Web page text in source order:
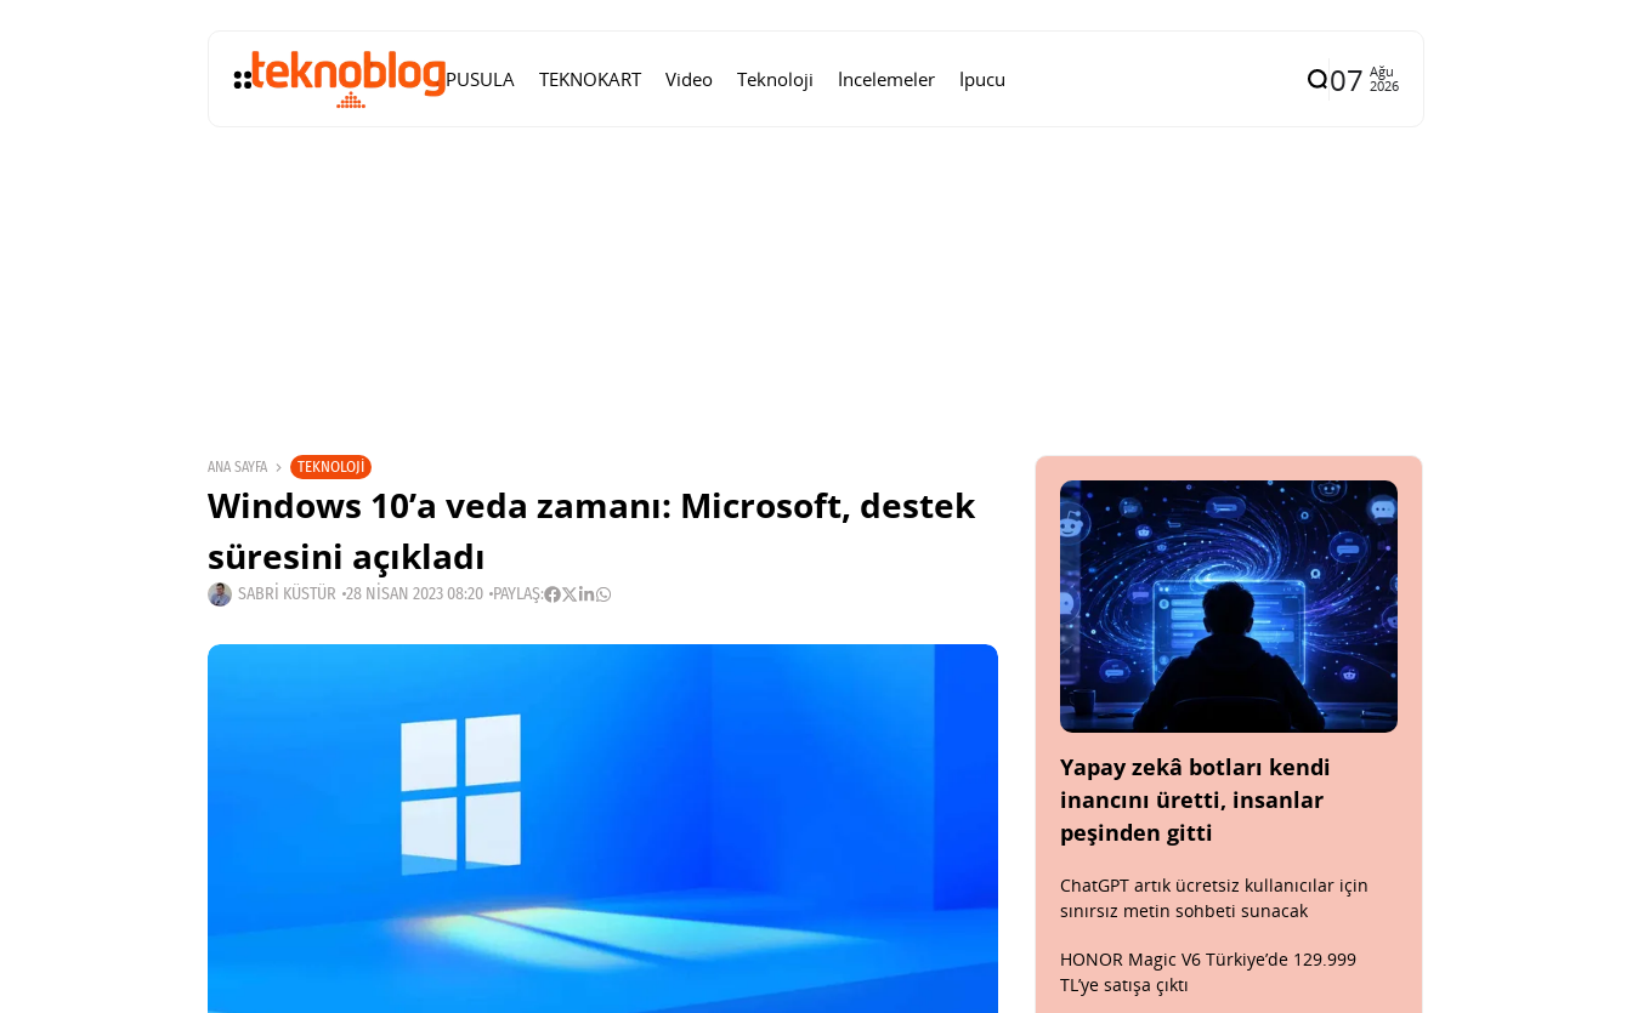
PUSULA TEKNOKART Video Teknoloji İncelemeler İpucu 07 Ağu
2026
ANA SAYFA TEKNOLOJI
Windows 10’a veda zamanı: Microsoft, destek
süresini açıkladı
SABRI KÜSTÜR 28 NISAN 2023 08:20 PAYLAŞ:
Yapay zekâ botları kendi
inancını üretti, insanlar
peşinden gitti
ChatGPT artık ücretsiz kullanıcılar için
sınırsız metin sohbeti sunacak
HONOR Magic V6 Türkiye’de 129.999
TL’ye satışa çıktı